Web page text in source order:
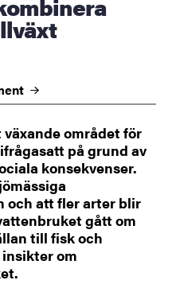
området för
på grund av
konsekvenser.
och att fler arter blir
gått om
till fisk och
om